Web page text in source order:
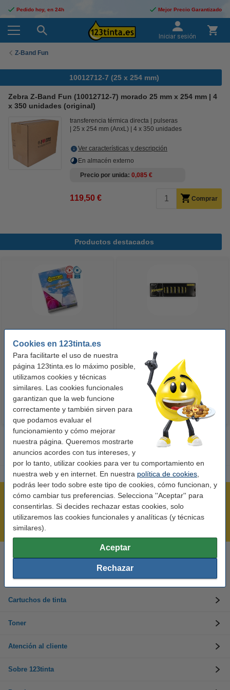
Cookies en 123tinta.es
Para facilitarte el uso de nuestra
página 123tinta.es lo máximo posible,
utilizamos cookies y técnicas
similares. Las cookies funcionales
garantizan que la web funcione
correctamente y también sirven para
que podamos evaluar el
funcionamiento y cómo mejorar
nuestra página. Queremos mostrarte
anuncios acordes con tus intereses, y
por lo tanto, utilizar cookies para ver tu comportamiento en
nuestra web y en internet. En nuestra política de cookies
podrás leer todo sobre este tipo de cookies, cómo funcionan, y
cómo cambiar tus preferencias. Selecciona ''Aceptar'' para
consentirlas. Si decides rechazar estas cookies, solo
utilizaremos las cookies funcionales y analíticas (y técnicas
similares).
Aceptar
Rechazar
Pedido hoy, en 24h Mejor Precio Garantizado
Iniciar sesión
Z-Band Fun
10012712-7 (25 x 254 mm)
Zebra Z-Band Fun (10012712-7) morado 25 mm x 254 mm | 4
x 350 unidades (original)
transferencia térmica directa
pulseras
25 x 254 mm (AnxL)
4 x 350 unidades
Ver características y descripción
En almacén externo
Precio por unida 0,085 €
119,50 € Comprar
Productos destacados
123tinta Papel fotográfico
10,50 € Incl. 21% IVA
Power AA - LR06 - MN1500 - 24
unidades
14,50 € Incl. 21% IVA
Rápido y sencillo
Mejor Precio Garantizado
En días laborables de 09:00 a 20:00.
Cartuchos de tinta
Toner
Atención al cliente
Sobre 123tinta